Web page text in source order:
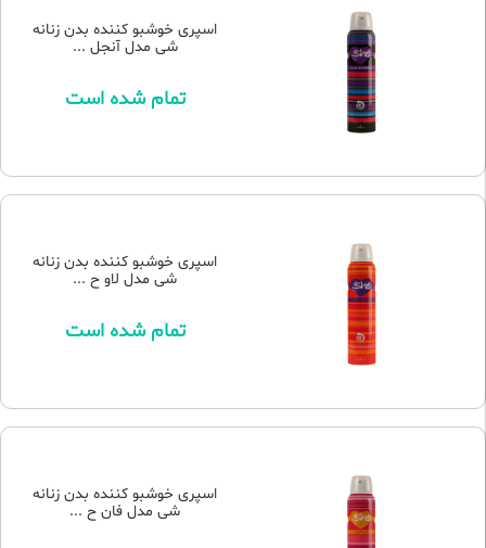
اسپری خوشبو کننده بدن زنانه
شی مدل آنجل ...
تمام شده است
اسپری خوشبو کننده بدن زنانه
شی مدل لاو ح ...
تمام شده است
اسپری خوشبو کننده بدن زنانه
شی مدل فان ح ...